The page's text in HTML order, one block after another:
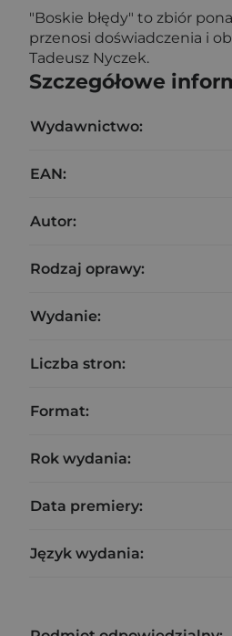
"Boskie błędy" to zbiór
przenosi doświadczenia i
Tadeusz Nyczek.
Szczegółowe
Wydawnictwo:
EAN:
Autor:
Rodzaj oprawy:
Wydanie:
Liczba stron:
Format:
Rok wydania:
Data premiery:
Język wydania: